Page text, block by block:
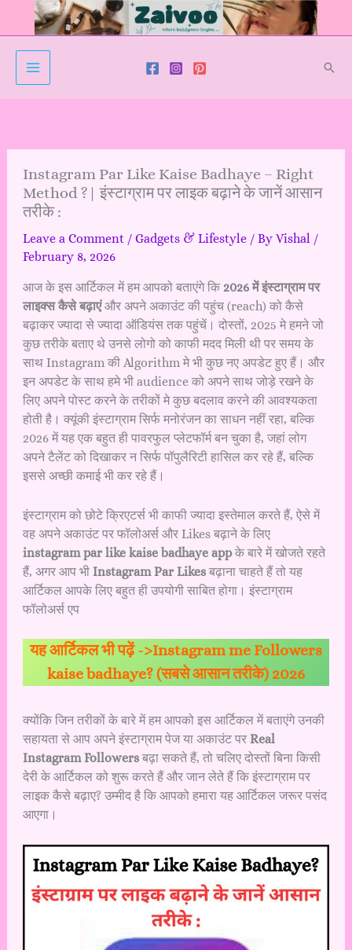
Instagram Par Like Kaise Badhaye – Right
Method ?| इंस्टाग्राम पर लाइक बढ़ाने के जानें आसान
तरीके :
Leave a Comment / Gadgets & Lifestyle/ By Vishal /
February 8, 2026
आज के इस आर्टिकल में हम आपको बताएंगे कि 2026 में इंस्टाग्राम पर
लाइक्स कैसे बढ़ाएंऔर अपने अकाउंट की पहुंच (reach) को कैसे
बढ़ाकर ज्यादा से ज्यादा ऑडियंस तक पहुंचें। दोस्तों, 2025 मे हमने जो
कुछ तरीके बताए थे उनसे लोगो को काफी मदद मिली थी पर समय के
साथ Instagram की Algorithm मे भी कुछ नए अपडेट हुए हैं। और
इन अपडेट के साथ हमे भी audience को अपने साथ जोड़े रखने के
लिए अपने पोस्ट करने के तरीकों मे कुछ बदलाव करने की आवश्यकता
होती है। क्यूंकी इंस्टाग्राम सिर्फ मनोरंजन का साधन नहीं रहा, बल्कि
2026 में यह एक बहुत ही पावरफुल प्लेटफॉर्म बन चुका है, जहां लोग
अपने टैलेंट को दिखाकर न सिर्फ पॉपुलैरिटी हासिल कर रहे हैं, बल्कि
इससे अच्छी कमाई भी कर रहे हैं।
इंस्टाग्राम को छोटे क्रिएटर्स भी काफी ज्यादा इस्तेमाल करते हैं, ऐसे में
वह अपने अकाउंट पर फॉलोअर्स और Likes बढ़ाने के लिए
instagram par like kaise badhaye appके बारे में खोजते रहते
हैं, अगर आप भी Instagram Par Likesबढ़ाना चाहते हैं तो यह
आर्टिकल आपके लिए बहुत ही उपयोगी साबित होगा। इंस्टाग्राम
फॉलोअर्स एप
यह आर्टिकल भी पढ़ें ->Instagram me Followers
kaise badhaye? (सबसे आसान तरीके) 2026
क्योंकि जिन तरीकों के बारे में हम आपको इस आर्टिकल में बताएंगे उनकी
सहायता से आप अपने इंस्टाग्राम पेज या अकाउंट पर Real
Instagram Followersबढ़ा सकते हैं, तो चलिए दोस्तों बिना किसी
देरी के आर्टिकल को शुरू करते हैं और जान लेते हैं कि इंस्टाग्राम पर
लाइक कैसे बढ़ाए? उम्मीद है कि आपको हमारा यह आर्टिकल जरूर पसंद
आएगा।